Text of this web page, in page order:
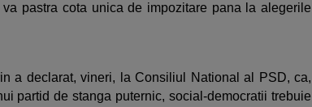
pastra cota unica de impozitare pana la alegerile
a declarat, vineri, la Consiliul National al PSD, ca,
partid de stanga puternic, social-democratii trebuie